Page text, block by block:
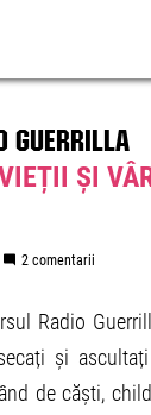
GUERRILLA
ȘI
2 comentarii
Radio
și
de căști,